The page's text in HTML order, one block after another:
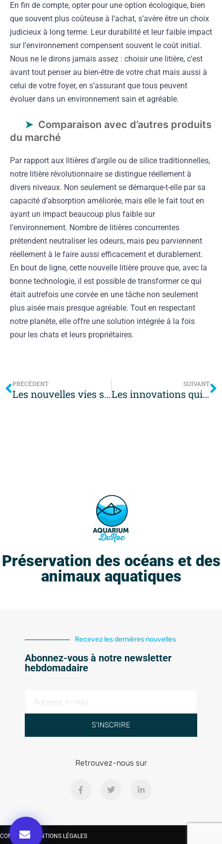
En fin de compte, opter pour une option écologique, bien
que souvent plus coûteuse à l’achat, s’avère être un choix
judicieux à long terme. Leur durabilité et leur faible impact
sur l’environnement compensent souvent le coût initial.
Nous ne le dirons jamais assez : choisir une litière, c’est
avant tout penser au bien-être de votre chat mais aussi à
celui de votre foyer, en s’assurant que tous peuvent
évoluer dans un environnement sain et agréable.
Comparaison avec d’autres produits
du marché
Par rapport aux litières d’argile ou de silice traditionnelles,
notre litière révolutionnaire se distingue réellement à
divers niveaux. Non seulement se démarque-t-elle par sa
capacité d’absorption améliorée, mais elle le fait tout en
ayant un impact beaucoup plus faible sur
l’environnement. Nombre de litières concurrentes
prétendent neutraliser les odeurs, mais peu parviennent
réellement à le faire aussi efficacement et durablement.
En bout de ligne, cette nouvelle litière prouve que, avec la
bonne technologie, il est possible de transformer ce qui
était autrefois une corvée en une tâche non seulement
plus aisée mais presque agréable. Tout en respectant
notre planète, elle offre une solution intégrée à la fois
pour les chats et leurs propriétaires.
PRÉCÉDENT
Les nouvelles vies sous-marines : innovations écologiques chez les animaux aquatiques
SUIVANT
Les innovations qui révolutionnent le monde de l’aquariophilie aujourd’hui
Préservation des océans et des
animaux aquatiques
Recevez les dernières nouvelles
Abonnez-vous à notre newsletter
hebdomadaire
S'INSCRIRE
Retrouvez-nous sur
CONTACT| MENTIONS LÉGALES